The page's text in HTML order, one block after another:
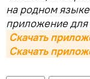
на родном
приложение
Скачать
Скачать